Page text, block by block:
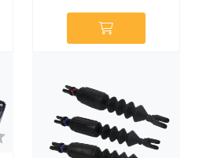
3.0 av 5 mulige